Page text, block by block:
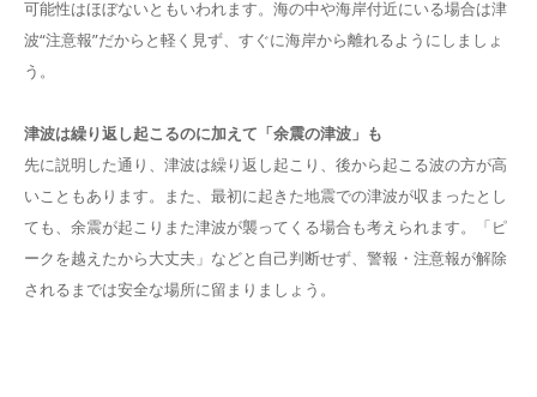
可能性はほぼないともいわれます。海の中や海岸付近にいる場合は津
波“注意報”だからと軽く見ず、すぐに海岸から離れるようにしましょ
う。
津波は繰り返し起こるのに加えて「余震の津波」も
先に説明した通り、津波は繰り返し起こり、後から起こる波の方が高
いこともあります。また、最初に起きた地震での津波が収まったとし
ても、余震が起こりまた津波が襲ってくる場合も考えられます。「ピ
ークを越えたから大丈夫」などと自己判断せず、警報・注意報が解除
されるまでは安全な場所に留まりましょう。